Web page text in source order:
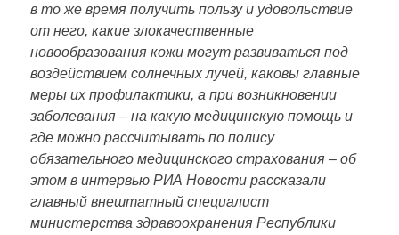
в то же время получить пользу и удовольствие
от него, какие злокачественные
новообразования кожи могут развиваться под
воздействием солнечных лучей, каковы главные
меры их профилактики, а при возникновении
заболевания – на какую медицинскую помощь и
где можно рассчитывать по полису
обязательного медицинского страхования – об
этом в интервью РИА Новости рассказали
главный внештатный специалист
министерства здравоохранения Республики